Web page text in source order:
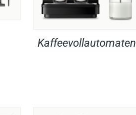
Kaffeevollautomaten